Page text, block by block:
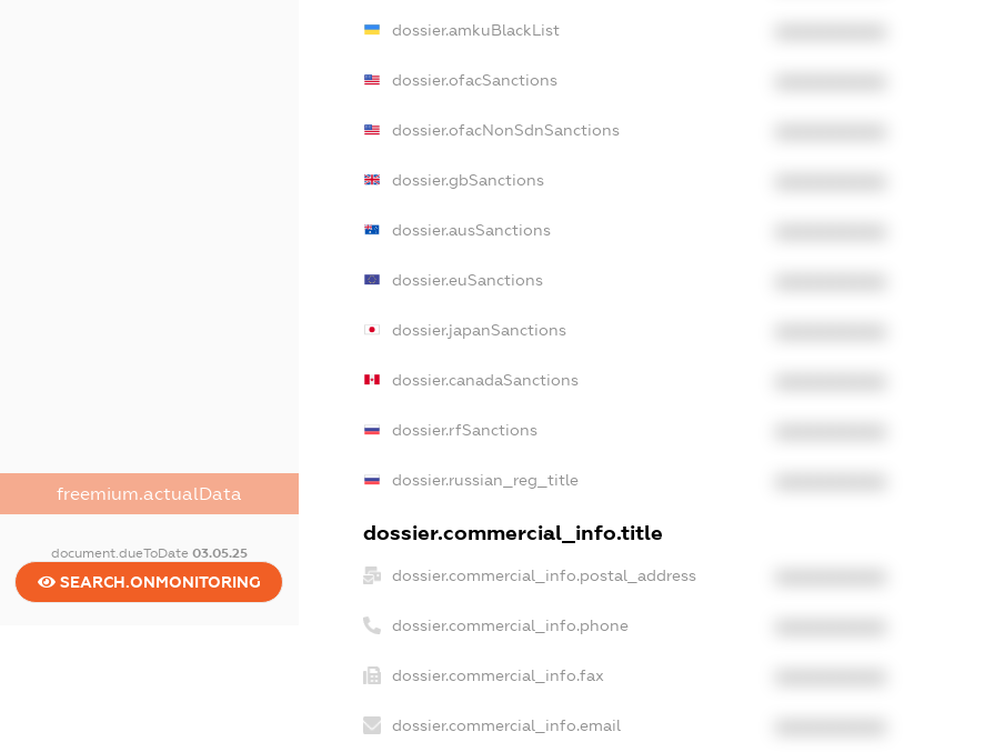
freemium.actualData
document.dueToDate 03.05.25
SEARCH.ONMONITORING
dossier.amkuBlackList
dossier.ofacSanctions
dossier.ofacNonSdnSanctions
dossier.gbSanctions
dossier.ausSanctions
dossier.euSanctions
dossier.japanSanctions
dossier.canadaSanctions
dossier.rfSanctions
dossier.russian_reg_title
dossier.commercial_info.title
dossier.commercial_info.postal_address
dossier.commercial_info.phone
dossier.commercial_info.fax
dossier.commercial_info.email